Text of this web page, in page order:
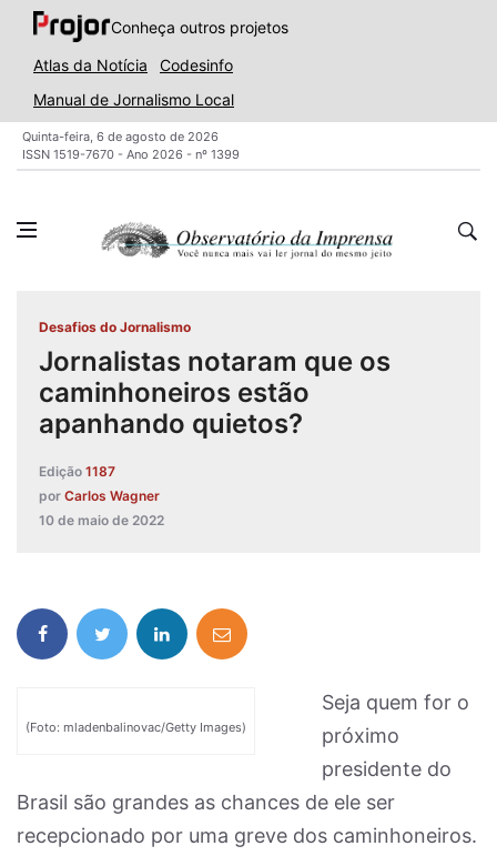
Conheça outros projetos
Atlas da Notícia
Codesinfo
Manual de Jornalismo Local
Quinta-feira, 6 de agosto de 2026
ISSN 1519-7670 - Ano 2026 - nº 1399
Desafios do Jornalismo
Jornalistas notaram que os
caminhoneiros estão
apanhando quietos?
Edição 1187
por Carlos Wagner
10 de maio de 2022
(Foto: mladenbalinovac/Getty Images)
Seja quem for o
próximo
presidente do
Brasil são grandes as chances de ele ser
recepcionado por uma greve dos caminhoneiros.